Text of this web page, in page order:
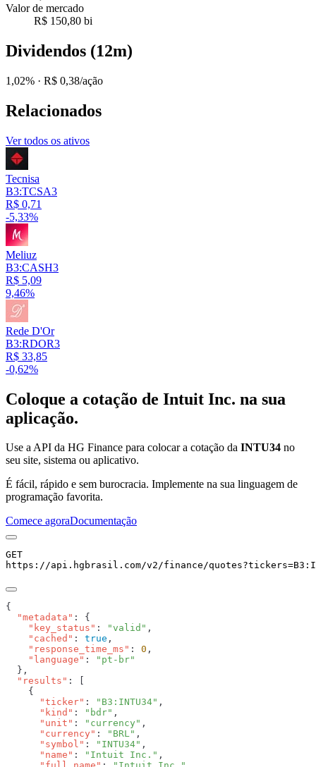
Valor de mercado
R$ 150,80 bi
Dividendos (12m)
1,02% · R$ 0,38/ação
Relacionados
Ver todos os ativos
Tecnisa
B3:TCSA3
R$ 0,71
-5,33%
Meliuz
B3:CASH3
R$ 5,09
9,46%
Rede D'Or
B3:RDOR3
R$ 33,85
-0,62%
Coloque a cotação de Intuit Inc. na sua
aplicação.
Use a API da HG Finance para colocar a cotação da INTU34 no
seu site, sistema ou aplicativo.
É fácil, rápido e sem burocracia. Implemente na sua linguagem de
programação favorita.
Comece agoraDocumentação
GET
https://api.hgbrasil.com/v2/finance/quotes?tickers=
  "metadata"
    "key_status"
: "valid"
    "cached"
: true
    "response_time_ms"
: 0
    "language"
:
  "results"
      "ticker"
: "B3:INTU34"
      "kind"
: "bdr"
      "unit"
: "currency"
      "currency"
: "BRL"
      "symbol"
: "INTU34"
      "name"
: "Intuit Inc."